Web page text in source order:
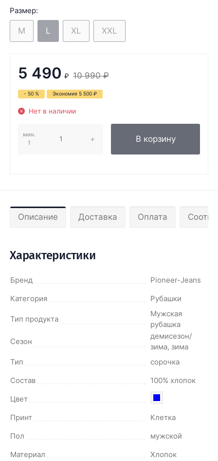
Размер:
M L XL XXL
5 490 ₽ 10 990 ₽
- 50 % Экономия 5 500 ₽
Нет в наличии
мин.
1
В корзину
Описание Доставка Оплата
Характеристики
Бренд
Pioneer-Jeans
Категория
Рубашки
Тип продукта
Мужская
рубашка
Сезон
демисезон/
зима, зима
Тип
сорочка
Состав
100% хлопок
Цвет
Принт
Клетка
Пол
мужской
Материал
Хлопок